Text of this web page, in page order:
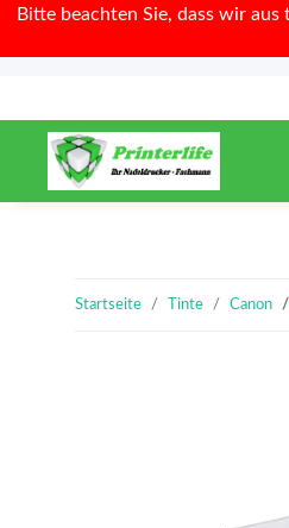
Bitte beachten Sie, dass wir
Startseite Tinte Canon